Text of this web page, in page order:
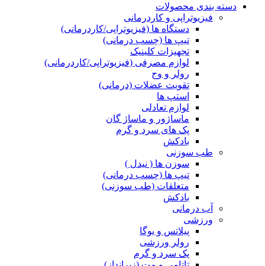
دسته بندی محصولات
فیزیوتراپی و کاردرمانی
دستگاه ها (فیزیوتراپی/کاردرمانی)
تیپ ها (چسب درمانی)
تجهیزات کلینیک
لوازم مصرفی (فیزیوتراپی/کاردرمانی)
رولر و وج
تقویت عضلات (درمانی)
استپ ها
لوازم تعادلی
ماساژور و ماساژ گان
پک های سرد و گرم
بادکش
طب سوزنی
سوزن ها ( نیدل )
تیپ ها (چسب درمانی)
متعلقات (طب سوزنی)
بادکش
آب درمانی
ورزشی
پیلاتس و یوگا
رولر ورزشی
پک سرد و گرم